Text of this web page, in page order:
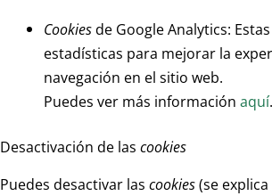
Cookiesde Google Analytics:
estadísticas para mejorar la
navegación en el sitio web.
Puedes ver más informaciónaquí.
Desactivación de las cookies
Puedes desactivar las cookies(se